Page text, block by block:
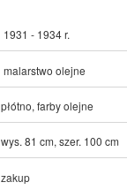
1931 - 1934 r.
malarstwo olejne
płótno, farby olejne
wys. 81 cm, szer. 100 cm
zakup